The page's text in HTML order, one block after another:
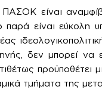
είναι
είναι εύκολη
δεν μπορεί να
προϋποθέτει
τμήματα της